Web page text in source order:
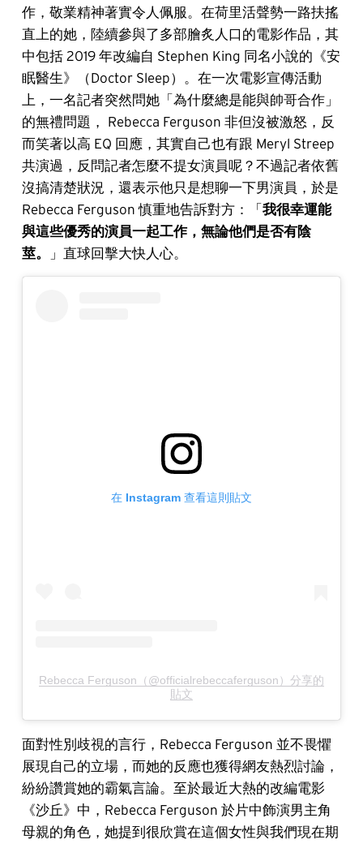
作，敬業精神著實令人佩服。在荷里活聲勢一路扶搖
直上的她，陸續參與了多部膾炙人口的電影作品，其
中包括 2019 年改編自 Stephen King 同名小說的《安
眠醫生》（Doctor Sleep）。在一次電影宣傳活動
上，一名記者突然問她「為什麼總是能與帥哥合作」
的無禮問題， Rebecca Ferguson 非但沒被激怒，反
而笑著以高 EQ 回應，其實自己也有跟 Meryl Streep
共演過，反問記者怎麼不提女演員呢？不過記者依舊
沒搞清楚狀況，還表示他只是想聊一下男演員，於是
Rebecca Ferguson 慎重地告訴對方：「 我很幸運能
與這些優秀的演員一起工作，無論他們是否有陰
莖。
」直球回擊大快人心。
在 Instagram 查看這則貼文
Rebecca Ferguson（@officialrebeccaferguson）分享的
貼文
面對性別歧視的言行，Rebecca Ferguson 並不畏懼
展現自己的立場，而她的反應也獲得網友熱烈討論，
紛紛讚賞她的霸氣言論。至於最近大熱的改編電影
《沙丘》中，Rebecca Ferguson 於片中飾演男主角
母親的角色，她提到很欣賞在這個女性與我們現在期